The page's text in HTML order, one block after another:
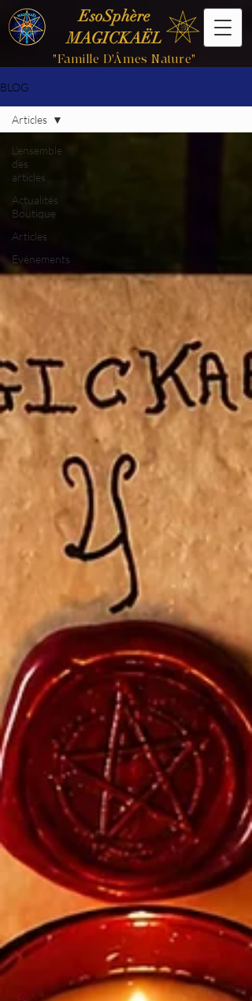
EsoSphère
MAGICKAËL
"Famille D'Âmes Nature"
BLOG
L'ensemble
des
articles
Actualités
Boutique
Articles
Evènements
Articles